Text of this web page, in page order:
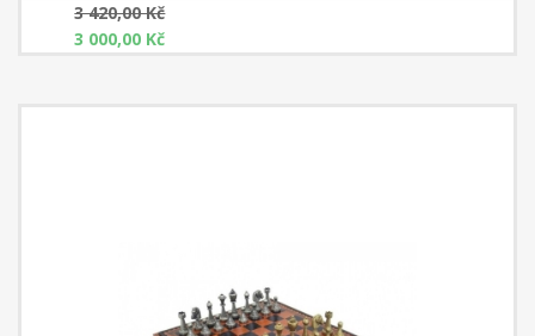
3 420,00 Kč
3 000,00 Kč